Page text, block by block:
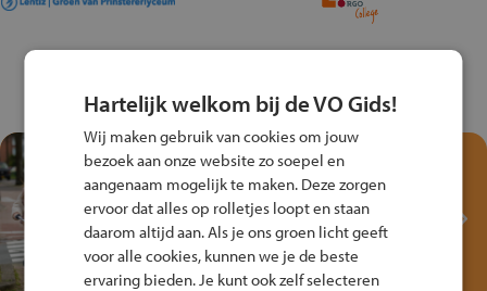
Test je kennis met het
Fiets Veilig
Verkeersspel!
Speel het Fiets Veilig Verkeersspel
en win een Cortina-fiets!
Hartelijk welkom bij de VO Gids!
Wij maken gebruik van cookies om jouw
bezoek aan onze website zo soepel en
aangenaam mogelijk te maken. Deze zorgen
ervoor dat alles op rolletjes loopt en staan
daarom altijd aan. Als je ons groen licht geeft
voor alle cookies, kunnen we je de beste
ervaring bieden. Je kunt ook zelf selecteren